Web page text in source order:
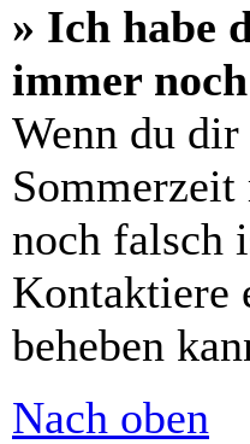
» Ich habe
immer
Wenn du
noch falsch
Kontaktiere
beheben
Nach oben